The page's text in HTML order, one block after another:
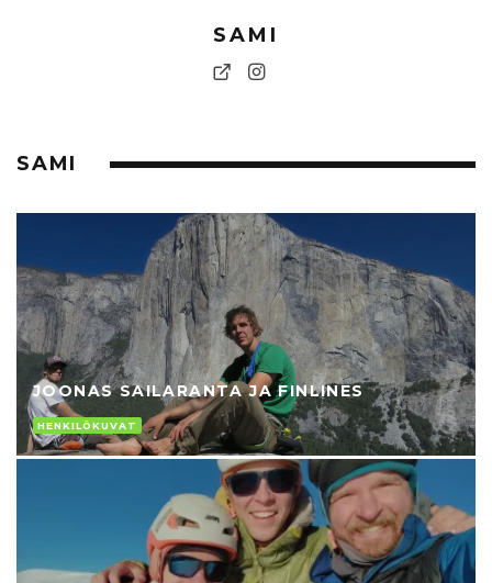
SAMI
SAMI
JOONAS SAILARANTA JA FINLINES
HENKILÖKUVAT